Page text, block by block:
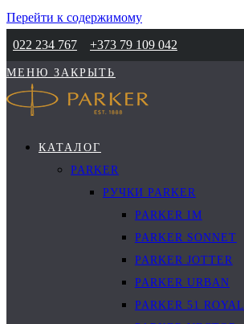
Перейти к содержимому
022 234 767
+373 79 109 042
МЕНЮ ЗАКРЫТЬ
КАТАЛОГ
PARKER
РУЧКИ PARKER
PARKER IM
PARKER SONNET
PARKER JOTTER
PARKER URBAN
PARKER 51 ROYAL